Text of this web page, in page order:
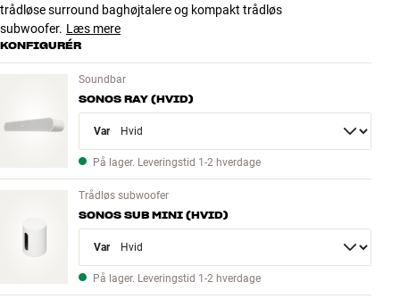
Find Butik
Kundeservice
Log ind
trådløse surround baghøjtalere og kompakt trådløs
subwoofer. Læs mere
KONFIGURÉR
Soundbar
SONOS RAY (HVID)
Variant
På lager. Leveringstid 1-2 hverdage
Trådløs subwoofer
SONOS SUB MINI (HVID)
Variant
På lager. Leveringstid 1-2 hverdage